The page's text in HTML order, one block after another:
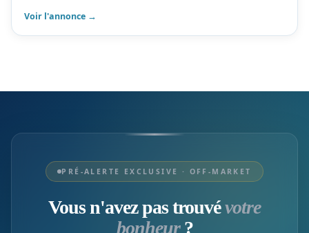
Voir l'annonce →
PRÉ-ALERTE EXCLUSIVE · OFF-MARKET
Vous n'avez pas trouvévotre
bonheur?